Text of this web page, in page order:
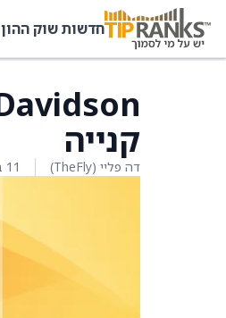
חדשות שוק ההון
קנייה
דה פליי (TheFly) 11 בדצמבר 2025